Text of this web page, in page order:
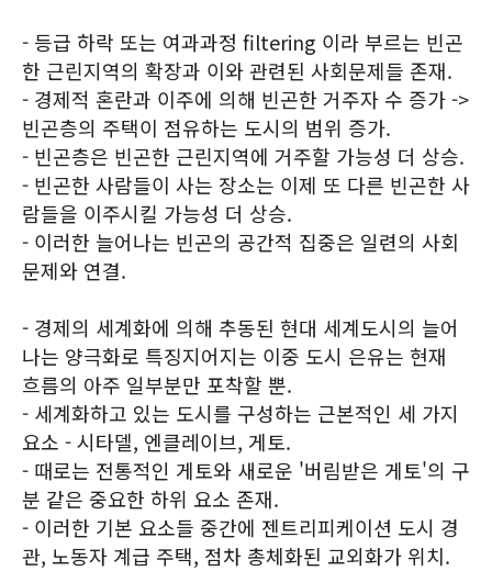
- 등급 하락 또는 여과과정 filtering 이라 부르는 빈곤
한 근린지역의 확장과 이와 관련된 사회문제들 존재.
- 경제적 혼란과 이주에 의해 빈곤한 거주자 수 증가 ->
빈곤층의 주택이 점유하는 도시의 범위 증가.
- 빈곤층은 빈곤한 근린지역에 거주할 가능성 더 상승.
- 빈곤한 사람들이 사는 장소는 이제 또 다른 빈곤한 사
람들을 이주시킬 가능성 더 상승.
- 이러한 늘어나는 빈곤의 공간적 집중은 일련의 사회
문제와 연결.
- 경제의 세계화에 의해 추동된 현대 세계도시의 늘어
나는 양극화로 특징지어지는 이중 도시 은유는 현재
흐름의 아주 일부분만 포착할 뿐.
- 세계화하고 있는 도시를 구성하는 근본적인 세 가지
요소 - 시타델, 엔클레이브, 게토.
- 때로는 전통적인 게토와 새로운 '버림받은 게토'의 구
분 같은 중요한 하위 요소 존재.
- 이러한 기본 요소들 중간에 젠트리피케이션 도시 경
관, 노동자 계급 주택, 점차 총체화된 교외화가 위치.